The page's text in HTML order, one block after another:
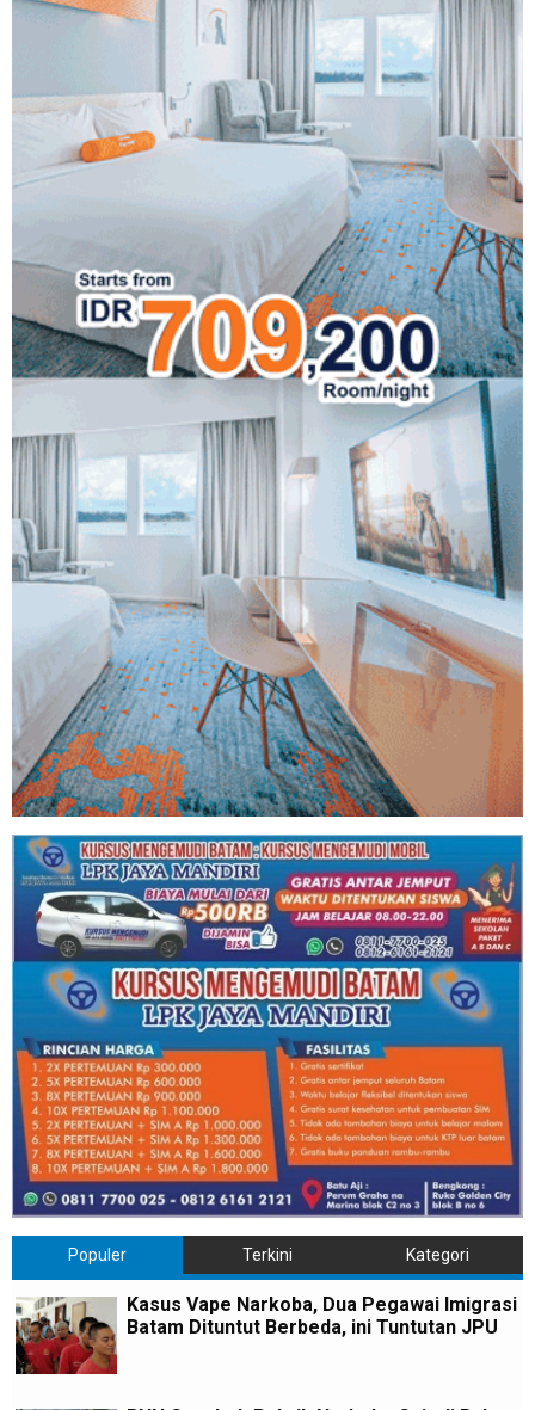
Populer Terkini Kategori
Kasus Vape Narkoba, Dua Pegawai Imigrasi
Batam Dituntut Berbeda, ini Tuntutan JPU